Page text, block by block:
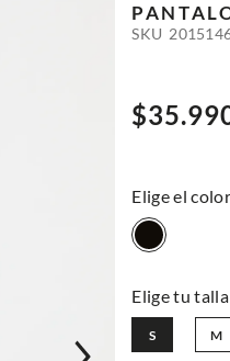
SKU
$35.
M
S